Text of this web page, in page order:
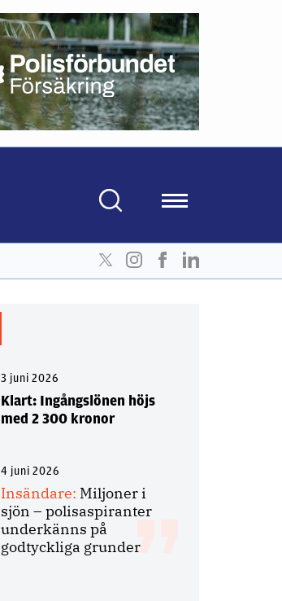
3 juni 2026
Klart: Ingångslönen höjs
med 2 300 kronor
4 juni 2026
Insändare: Miljoner i
sjön – polisaspiranter
underkänns på
godtyckliga grunder